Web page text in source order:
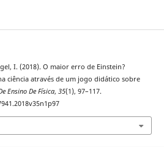
I. (2018). O maior erro de Einstein?
ciência através de um jogo didático sobre
Ensino De Física, 35(1), 97–117.